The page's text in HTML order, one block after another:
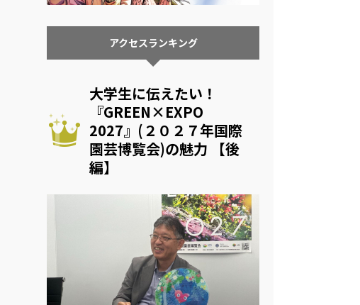
アクセスランキング
大学生に伝えたい！
『GREEN×EXPO
2027』(２０２７年国際
園芸博覧会)の魅力 【後
編】